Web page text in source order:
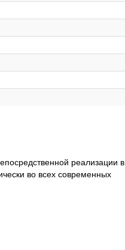
реализации в
во всех современных